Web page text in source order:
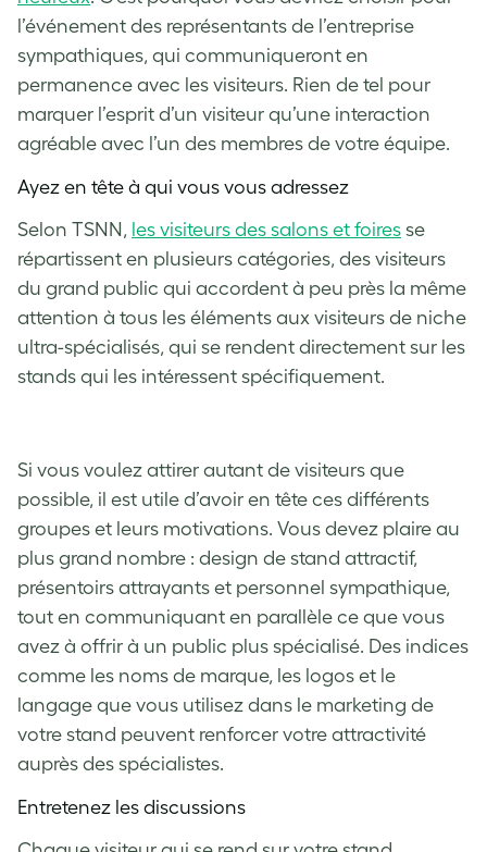
l’événement des représentants de l’entreprise
sympathiques, qui communiqueront en
permanence avec les visiteurs. Rien de tel pour
marquer l’esprit d’un visiteur qu’une interaction
agréable avec l’un des membres de votre équipe.
Ayez en tête à qui vous vous adressez
Selon TSNN, les visiteurs des salons et foires se
répartissent en plusieurs catégories, des visiteurs
du grand public qui accordent à peu près la même
attention à tous les éléments aux visiteurs de niche
ultra-spécialisés, qui se rendent directement sur les
stands qui les intéressent spécifiquement.
Si vous voulez attirer autant de visiteurs que
possible, il est utile d’avoir en tête ces différents
groupes et leurs motivations. Vous devez plaire au
plus grand nombre : design de stand attractif,
présentoirs attrayants et personnel sympathique,
tout en communiquant en parallèle ce que vous
avez à offrir à un public plus spécialisé. Des indices
comme les noms de marque, les logos et le
langage que vous utilisez dans le marketing de
votre stand peuvent renforcer votre attractivité
auprès des spécialistes.
Entretenez les discussions